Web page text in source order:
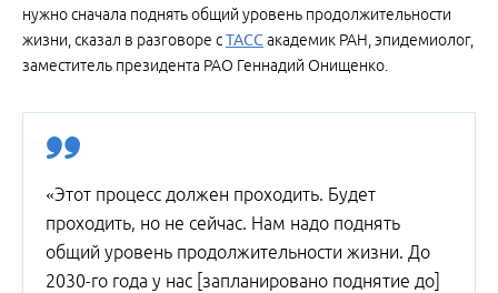
нужно сначала поднять общий уровень продолжительности
жизни, сказал в разговоре сТАССакадемик РАН, эпидемиолог,
заместитель президента РАО Геннадий Онищенко.
«Этот процесс должен проходить. Будет
проходить, но не сейчас. Нам надо поднять
общий уровень продолжительности жизни. До
2030-го года у нас [запланировано поднятие до]